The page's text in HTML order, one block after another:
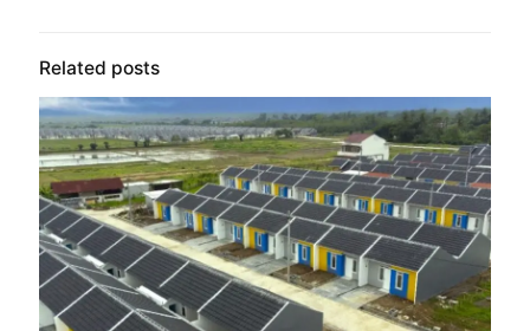
Related posts